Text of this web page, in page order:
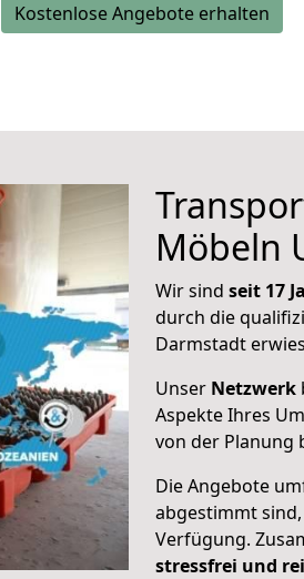
Kostenlose Angebote erhalten
Möbeln
Wir sind seit 17
durch die
Darmstadt
Unser Netzwerk
Aspekte Ihres
von der Planung
Die Angebote
abgestimmt
Verfügung.
stressfrei und